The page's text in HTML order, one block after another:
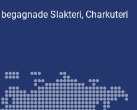
Slakteri, Charkuteri